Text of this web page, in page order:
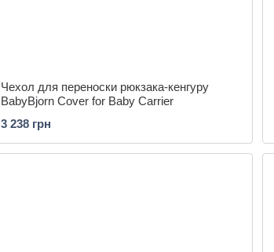
Чехол для переноски рюкзака-кенгуру
BabyBjorn Cover for Baby Carrier
3 238 грн